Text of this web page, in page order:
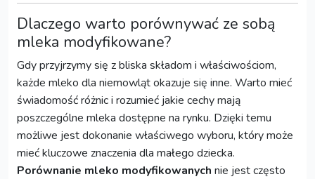
Dlaczego warto porównywać ze sobą
mleka modyfikowane?
Gdy przyjrzymy się z bliska składom i właściwościom,
każde mleko dla niemowląt okazuje się inne. Warto mieć
świadomość różnic i rozumieć jakie cechy mają
poszczególne mleka dostępne na rynku. Dzięki temu
możliwe jest dokonanie właściwego wyboru, który może
mieć kluczowe znaczenia dla małego dziecka.
Porównanie mleko modyfikowanych nie jest często